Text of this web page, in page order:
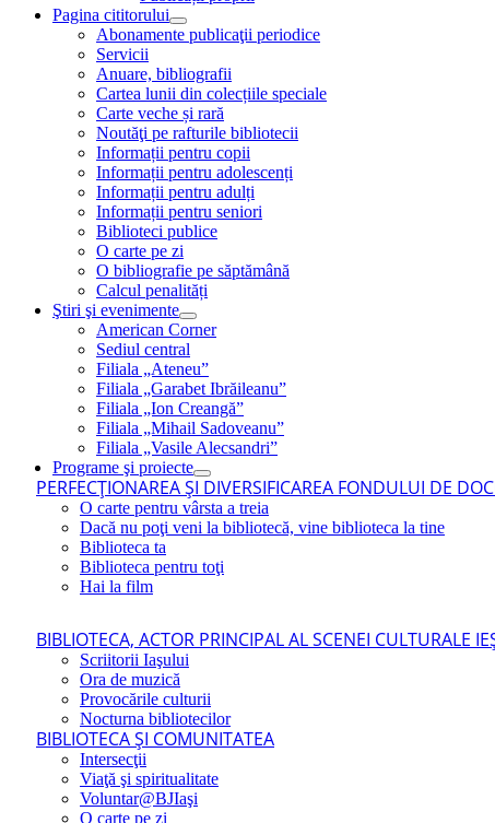
Pagina cititorului
Abonamente publicaţii periodice
Servicii
Anuare, bibliografii
Cartea lunii din colecțiile speciale
Carte veche și rară
Noutăţi pe rafturile bibliotecii
Informații pentru copii
Informații pentru adolescenți
Informații pentru adulți
Informații pentru seniori
Biblioteci publice
O carte pe zi
O bibliografie pe săptămână
Calcul penalități
Ştiri şi evenimente
American Corner
Sediul central
Filiala „Ateneu”
Filiala „Garabet Ibrăileanu”
Filiala „Ion Creangă”
Filiala „Mihail Sadoveanu”
Filiala „Vasile Alecsandri”
Programe şi proiecte
PERFECŢIONAREA ŞI DIVERSIFICAREA FONDULUI DE
O carte pentru vârsta a treia
Dacă nu poţi veni la bibliotecă, vine biblioteca la tine
Biblioteca ta
Biblioteca pentru toţi
Hai la film
BIBLIOTECA, ACTOR PRINCIPAL AL SCENEI CULTURALE
Scriitorii Iaşului
Ora de muzică
Provocările culturii
Nocturna bibliotecilor
BIBLIOTECA ŞI COMUNITATEA
Intersecţii
Viaţă şi spiritualitate
Voluntar@BJIaşi
O carte pe zi